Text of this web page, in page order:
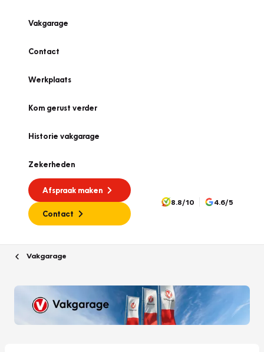
Vakgarage
Contact
Werkplaats
Kom gerust verder
Historie vakgarage
Zekerheden
Afspraak maken
Contact
8.8/10 4.6/5
Vakgarage